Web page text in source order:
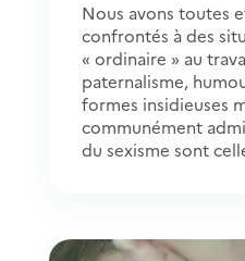
Nous avons toutes
confrontés à des
« ordinaire » au
paternalisme,
formes insidieuses
communément
du sexisme sont